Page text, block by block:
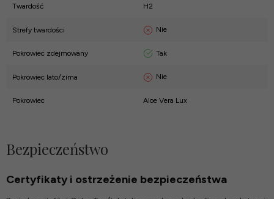
Twardość H2
Strefy twardości Nie
Pokrowiec zdejmowany Tak
Pokrowiec lato/zima Nie
Pokrowiec Aloe Vera Lux
Bezpieczeństwo
Certyfikaty i ostrzeżenie bezpieczeństwa